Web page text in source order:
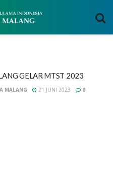
GELAR MTST 2023
MALANG 21 JUNI 2023 0